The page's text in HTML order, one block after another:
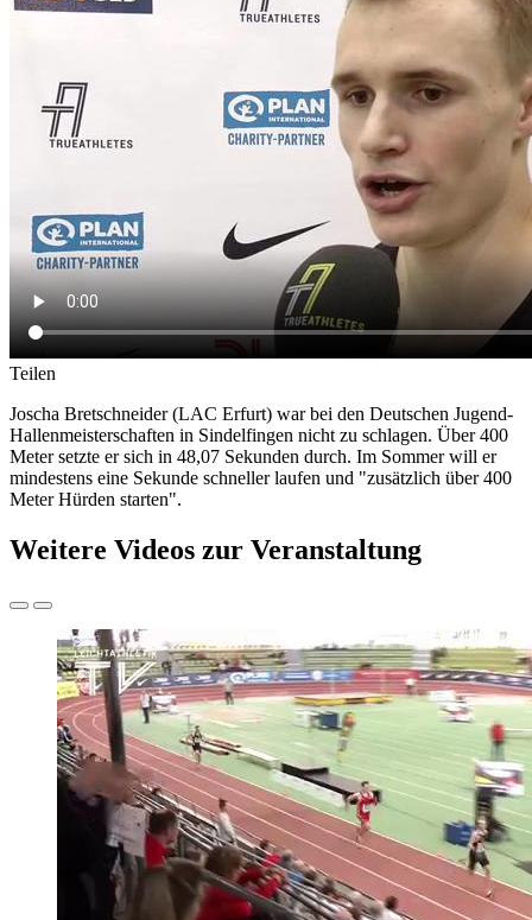
Teilen
Joscha Bretschneider (LAC Erfurt) war bei den Deutschen Jugend-
Hallenmeisterschaften in Sindelfingen nicht zu schlagen. Über 400
Meter setzte er sich in 48,07 Sekunden durch. Im Sommer will er
mindestens eine Sekunde schneller laufen und "zusätzlich über 400
Meter Hürden starten".
Weitere Videos zur Veranstaltung